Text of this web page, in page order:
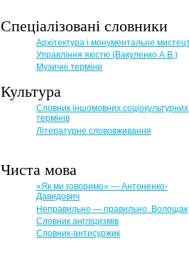
Спеціалізовані словники
Архітектура і монументальне
Управління якістю (Вакуленко А.В.)
Музичні терміни
Культура
Словник іншомовних соціокультурних
термінів
Літературне слововживання
Чиста мова
«Як ми говоримо» — Антоненко-
Давидович
Неправильно — правильно. Волощак
Словник англіцизмів
Словник-антисуржик